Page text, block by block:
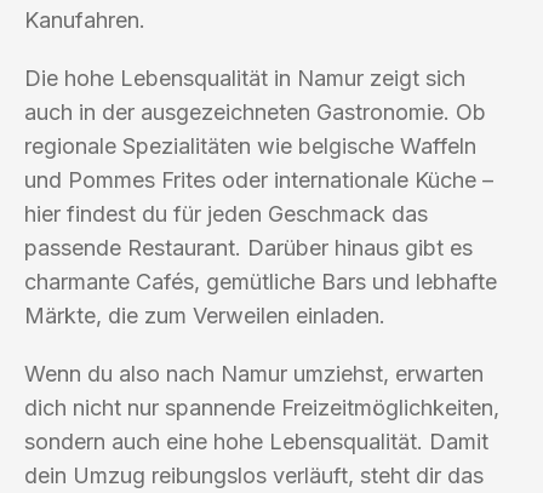
Kanufahren.
Die hohe Lebensqualität in Namur zeigt sich
auch in der ausgezeichneten Gastronomie. Ob
regionale Spezialitäten wie belgische Waffeln
und Pommes Frites oder internationale Küche –
hier findest du für jeden Geschmack das
passende Restaurant. Darüber hinaus gibt es
charmante Cafés, gemütliche Bars und lebhafte
Märkte, die zum Verweilen einladen.
Wenn du also nach Namur umziehst, erwarten
dich nicht nur spannende Freizeitmöglichkeiten,
sondern auch eine hohe Lebensqualität. Damit
dein Umzug reibungslos verläuft, steht dir das